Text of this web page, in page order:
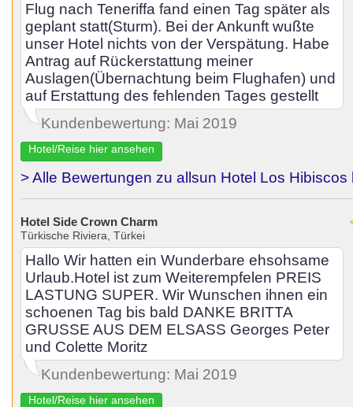
Flug nach Teneriffa fand einen Tag später als
geplant statt(Sturm). Bei der Ankunft wußte
unser Hotel nichts von der Verspätung. Habe
Antrag auf Rückerstattung meiner
Auslagen(Übernachtung beim Flughafen) und
auf Erstattung des fehlenden Tages gestellt
Kundenbewertung: Mai 2019
Hotel/Reise hier ansehen
> Alle Bewertungen zu allsun Hotel Los Hibiscos
Hotel Side Crown Charm
Türkische Riviera, Türkei
Hallo Wir hatten ein Wunderbare ehsohsame
Urlaub.Hotel ist zum Weiterempfelen PREIS
LASTUNG SUPER. Wir Wunschen ihnen ein
schoenen Tag bis bald DANKE BRITTA
GRUSSE AUS DEM ELSASS Georges Peter
und Colette Moritz
Kundenbewertung: Mai 2019
Hotel/Reise hier ansehen